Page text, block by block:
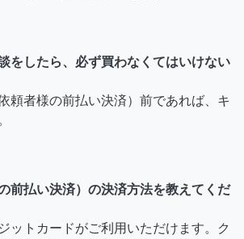
をしたら、必ず買わなくてはいけない
頼者様の前払い決済）前であれば、キ
前払い決済）の決済方法を教えてくだ
ットカードがご利用いただけます。ク